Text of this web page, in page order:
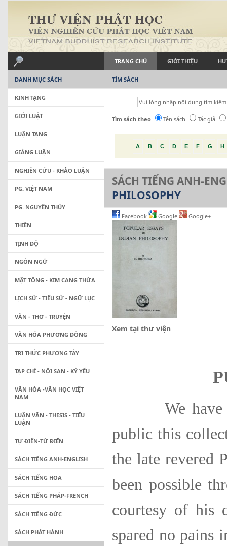
TRANG CHỦ GIỚI THIỆU
TÌM SÁCH
Tìm sách theo Tên sách Tác giả
A B C D E F G H
SÁCH TIẾNG ANH-
PHILOSOPHY
Facebook Google Google+
Xem tại thư viện
We have
public this
the late revered
been possible
courtesy of his
spared no pains
DANH MỤC SÁCH
KINH TẠNG
GIỚI LUẬT
LUẬN TẠNG
GIẢNG LUẬN
NGHIÊN CỨU - KHẢO LUẬN
PG. VIỆT NAM
PG. NGUYÊN THỦY
THIỀN
TỊNH ĐỘ
NGÔN NGỮ
MẬT TÔNG - KIM CANG THỪA
LỊCH SỬ - TIỂU SỬ - NGỮ LỤC
VĂN - THƠ - TRUYỆN
VĂN HÓA PHƯƠNG ĐÔNG
TRI THỨC PHƯƠNG TÂY
TẠP CHÍ - NỘI SAN - KỶ YẾU
VĂN HÓA -VĂN HỌC VIỆT
NAM
LUẬN VĂN - THESIS - TIỂU
LUẬN
TỰ ĐIỂN-TỪ ĐIỂN
SÁCH TIẾNG ANH-ENGLISH
SÁCH TIẾNG HOA
SÁCH TIẾNG PHÁP-FRENCH
SÁCH TIẾNG ĐỨC
SÁCH PHÁT HÀNH